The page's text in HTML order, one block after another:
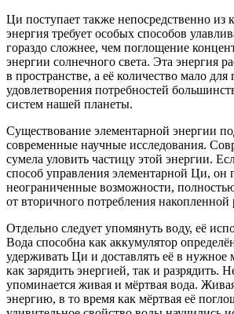
Ци поступает также непосредственно из
энергия требует особых способов
гораздо сложнее, чем поглощение
энергии солнечного света. Эта энергия
в пространстве, а её количество мало
удовлетворения потребностей
систем нашей планеты.
Существование элементарной энергии
современные научные исследования.
сумела уловить частицу этой энергии.
способ управления элементарной Ци, он
неограниченные возможности,
от вторичного потребления накопленной
Отдельно следует упомянуть воду, её
Вода способна как аккумулятор
удерживать Ци и доставлять её в нужное
как зарядить энергией, так и разрядить.
упоминается живая и мёртвая вода.
энергию, в то время как мёртвая её